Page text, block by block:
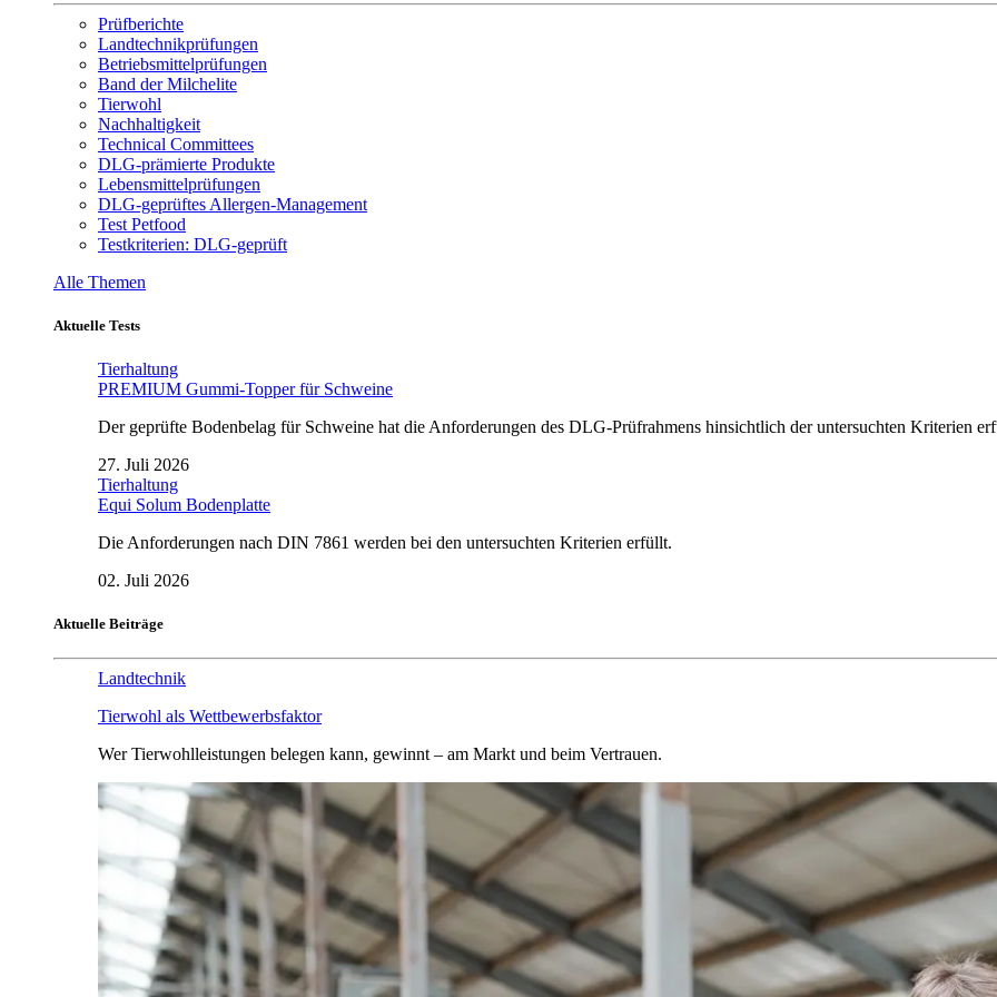
Prüfberichte
Landtechnikprüfungen
Betriebsmittelprüfungen
Band der Milchelite
Tierwohl
Nachhaltigkeit
Technical Committees
DLG-prämierte Produkte
Lebensmittelprüfungen
DLG-geprüftes Allergen-Management
Test Petfood
Testkriterien: DLG-geprüft
Alle Themen
Aktuelle Tests
Tierhaltung
PREMIUM Gummi-Topper für Schweine
Der geprüfte Bodenbelag für Schweine hat die Anforderungen des DLG-Prüfrahmens hinsichtlich der untersuchten Kriterien
27. Juli 2026
Tierhaltung
Equi Solum Bodenplatte
Die Anforderungen nach DIN 7861 werden bei den untersuchten Kriterien erfüllt.
02. Juli 2026
Aktuelle Beiträge
Landtechnik
Tierwohl als Wettbewerbsfaktor
Wer Tierwohlleistungen belegen kann, gewinnt – am Markt und beim Vertrauen.